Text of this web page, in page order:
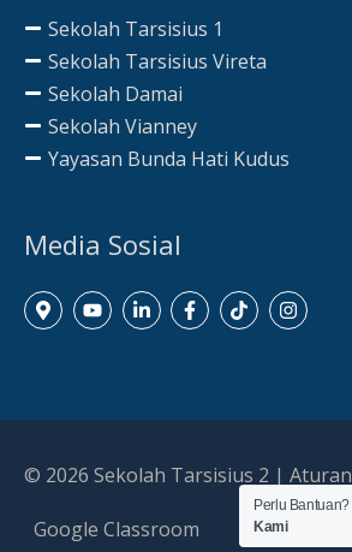
Sekolah Tarsisius 1
Sekolah Tarsisius Vireta
Sekolah Damai
Sekolah Vianney
Yayasan Bunda Hati Kudus
Media Sosial
© 2026 Sekolah Tarsisius 2 | Aturan
Google Classroom
Perlu Bantuan?
Kami